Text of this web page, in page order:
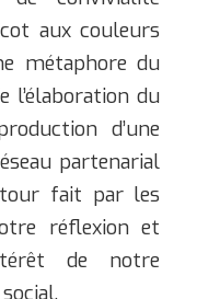
aux couleurs
métaphore du
l’élaboration du
d’une
partenarial
fait par les
réflexion et
de notre